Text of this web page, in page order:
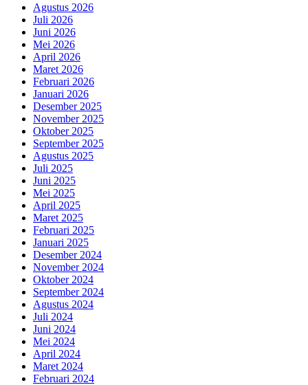
Agustus 2026
Juli 2026
Juni 2026
Mei 2026
April 2026
Maret 2026
Februari 2026
Januari 2026
Desember 2025
November 2025
Oktober 2025
September 2025
Agustus 2025
Juli 2025
Juni 2025
Mei 2025
April 2025
Maret 2025
Februari 2025
Januari 2025
Desember 2024
November 2024
Oktober 2024
September 2024
Agustus 2024
Juli 2024
Juni 2024
Mei 2024
April 2024
Maret 2024
Februari 2024